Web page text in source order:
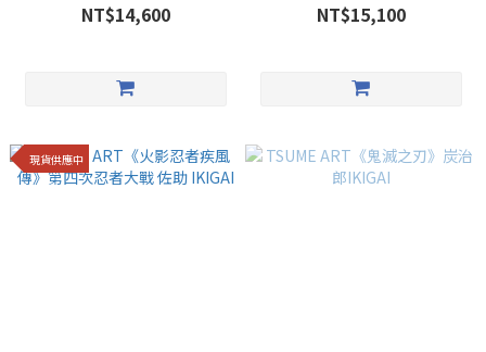
NT$14,600 NT$15,100
現貨供應中